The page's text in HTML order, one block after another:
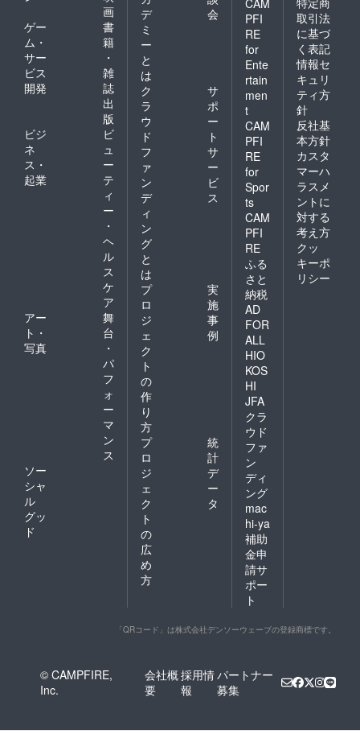
画
ゲー
ム・
サー
ビス
開発
書
籍
・
雑
誌
出
版
ビジ
ネ
ス・
起業
ビ
ュ
ー
テ
ィ
ー
・
ヘ
ル
ス
ケ
ア
アー
ト・
写真
舞
台
・
パ
フ
ォ
ー
マ
ン
ス
ソー
シャ
ル
グッ
ド
デ
ミ
ー
と
は
会
ク
ラ
ウ
ド
フ
ァ
ン
デ
ィ
ン
グ
と
は
サ
ポ
ー
ト
サ
ー
ビ
ス
プ
ロ
ジ
ェ
ク
ト
の
作
り
方
実
施
事
例
プ
ロ
ジ
ェ
ク
ト
の
広
め
方
統
計
デ
ー
タ
CAM
PFI
RE
for
Ente
rtain
men
t
CAM
PFI
RE
for
Spor
ts
CAM
PFI
RE
ふる
さと
納税
AD
FOR
ALL
HIO
KOS
HI
JFA
クラ
ウド
ファ
ン
ディ
ング
mac
hi-ya
補助
金申
請サ
ポー
ト
取引法
に基づ
く表記
情報セ
キュリ
ティ方
針
反社基
本方針
カスタ
マーハ
ラスメ
ントに
対する
考え方
クッ
キーポ
リシー
「QRコード」は株式会社デンソーウェーブの登録商標です。
© CAMPFIRE,
Inc.
会社概
要
採用情
報
パートナー
募集